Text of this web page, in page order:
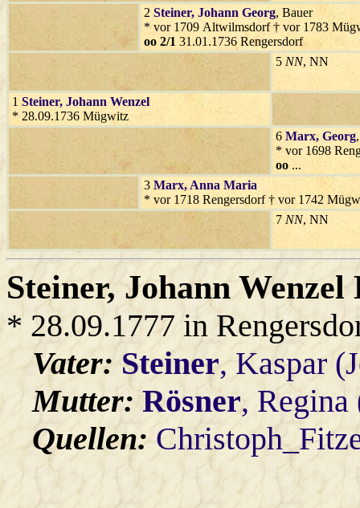
2 Steiner, Johann Georg, Bauer
* vor 1709 Altwilmsdorf † vor 1783
oo 2/1 31.01.1736 Rengersdorf
5 NN, NN
1 Steiner, Johann Wenzel
* 28.09.1736 Mügwitz
6 Marx, Georg
* vor 1698
oo ...
3 Marx, Anna Maria
* vor 1718 Rengersdorf † vor 1742
7 NN, NN
Steiner, Johann Wenzel
* 28.09.1777 in
Vater:Steiner, Kaspar
Mutter:Rösner, Regina
Quellen: